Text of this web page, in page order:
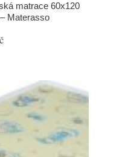
matrace 60x120
Materasso